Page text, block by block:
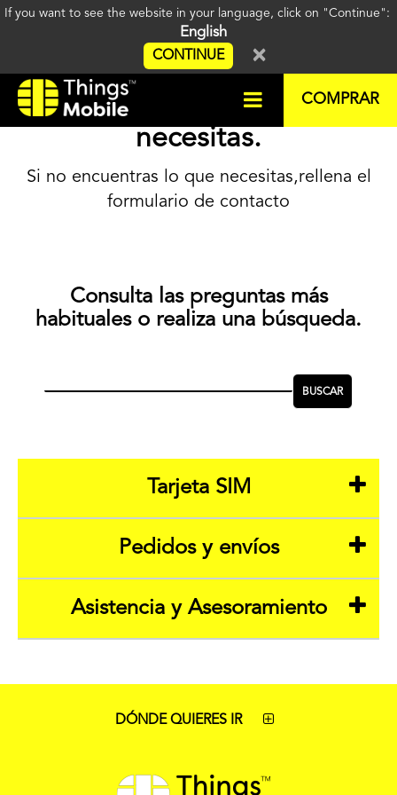
If you want to see the website in your language, click on "Continue":
English
CONTINUE ×
COMPRAR
Busca la respuesta que
necesitas.
Si no encuentras lo que necesitas,rellena el
formulario de contacto
Consulta las preguntas más
habituales o realiza una búsqueda.
BUSCAR
Tarjeta SIM
Pedidos y envíos
Asistencia y Asesoramiento
DÓNDE QUIERES IR